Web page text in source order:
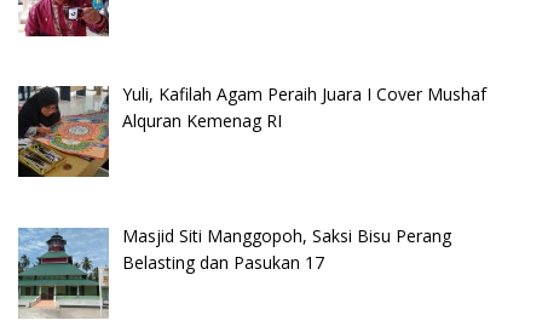
Yuli, Kafilah Agam Peraih Juara I Cover Mushaf
Alquran Kemenag RI
Masjid Siti Manggopoh, Saksi Bisu Perang
Belasting dan Pasukan 17